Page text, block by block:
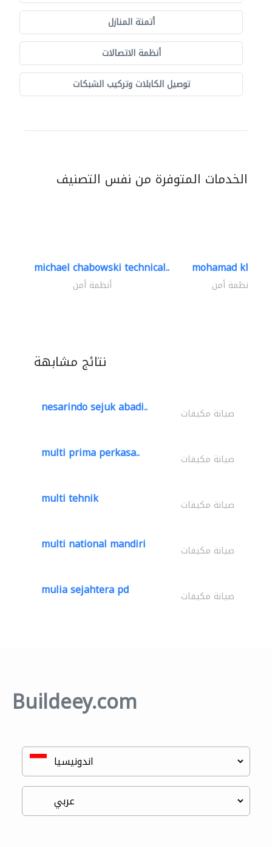
أتمتة المنازل
أنظمة الاتصالات
توصيل الكابلات وتركيب الشبكات
الخدمات المتوفرة من نفس التصنيف
michael chabowski technical..
أنظمة أمن
mohamad khayat
أنظمة أمن
نتائج مشابهة
nesarindo sejuk abadi.. صيانة مكيفات
multi prima perkasa.. صيانة مكيفات
multi tehnik صيانة مكيفات
multi national mandiri صيانة مكيفات
mulia sejahtera pd صيانة مكيفات
Buildeey.com